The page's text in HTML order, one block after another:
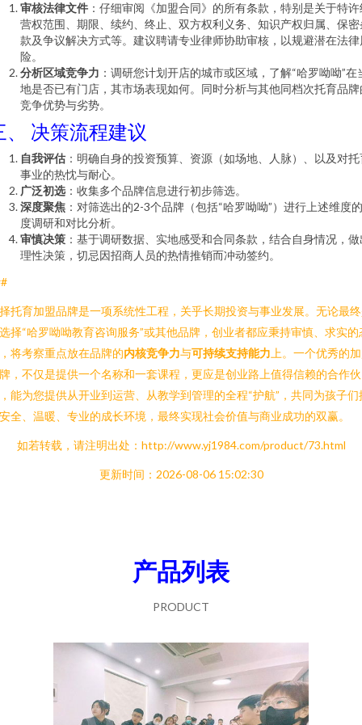
审核法律文件 ：仔细审阅《加盟合同》的所有条款，特别是关于特许
营权范围、期限、续约、终止、双方权利义务、知识产权归属、保密
款及争议解决方式等。建议聘请专业律师协助审核，以规避潜在法律
险。
分析区域竞争力 ：调研您计划开店的城市或区域，了解“哈罗呦呦”在
地是否已有门店，其市场表现如何。同时分析与其他同档次托育品牌
竞争优势与劣势。
、 决策流程建议
自我评估 ：明确自身的投资预算、资源（如场地、人脉）、以及对托
事业的热忱与耐心。
广泛初选：收集多个品牌信息进行初步筛选。
深度聚焦 ：对筛选出的2-3个品牌（包括“哈罗呦呦”）进行上述维度
度调研和对比分析。
审慎决策 ：基于调研数据、实地感受和合同条款，结合自身情况，做
理性决策，切忌因招商人员的热情推销而冲动签约。
托育加盟品牌是一项系统性工程，关乎长期投资与事业发展。无论最
择“哈罗呦呦教育咨询服务”或其他品牌，创业者都应秉持审慎、求实的
将考察重点放在品牌的内核竞争力与可持续支持能力 上。一个优秀的
，不仅是提供一个名称和一套课程，更应是创业路上值得信赖的合作伙
能为您提供从开业到运营、从教学到管理的全程“护航”，共同为孩子们
全、温暖、专业的成长环境，最终实现社会价值与商业成功的双赢。
如若转载，请注明出处：http://www.yj1984.com/product/73.html
更新时间：2026-08-06 15:02:30
产品列表
PRODUCT